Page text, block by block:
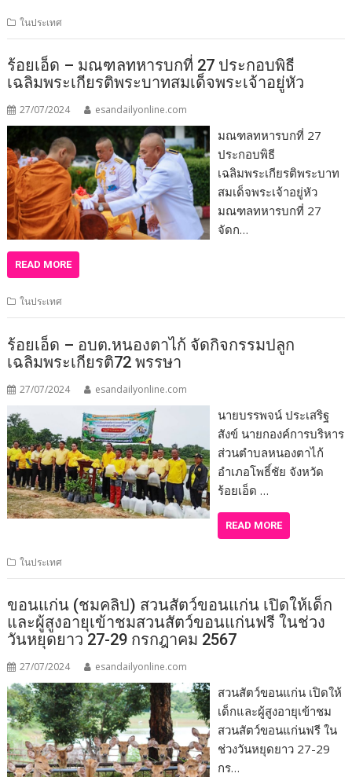
ในประเทศ
ร้อยเอ็ด – มณฑลทหารบกที่ 27 ประกอบพิธี
เฉลิมพระเกียรติพระบาทสมเด็จพระเจ้าอยู่หัว
27/07/2024 esandailyonline.com
มณฑลทหารบกที่ 27
ประกอบพิธี
เฉลิมพระเกียรติพระบาท
สมเด็จพระเจ้าอยู่หัว
มณฑลทหารบกที่ 27
จัดก…
READ MORE
ในประเทศ
ร้อยเอ็ด – อบต.หนองตาไก้ จัดกิจกรรมปลูก
เฉลิมพระเกียรติ72 พรรษา
27/07/2024 esandailyonline.com
นายบรรพจน์ ประเสริฐ
สังข์ นายกองค์การบริหาร
ส่วนตำบลหนองตาไก้
อำเภอโพธิ์ชัย จังหวัด
ร้อยเอ็ด …
READ MORE
ในประเทศ
ขอนแก่น (ชมคลิป) สวนสัตว์ขอนแก่น เปิดให้เด็ก
และผู้สูงอายุเข้าชมสวนสัตว์ขอนแก่นฟรี ในช่วง
วันหยุดยาว 27-29 กรกฎาคม 2567
27/07/2024 esandailyonline.com
สวนสัตว์ขอนแก่น เปิดให้
เด็กและผู้สูงอายุเข้าชม
สวนสัตว์ขอนแก่นฟรี ใน
ช่วงวันหยุดยาว 27-29
กร…